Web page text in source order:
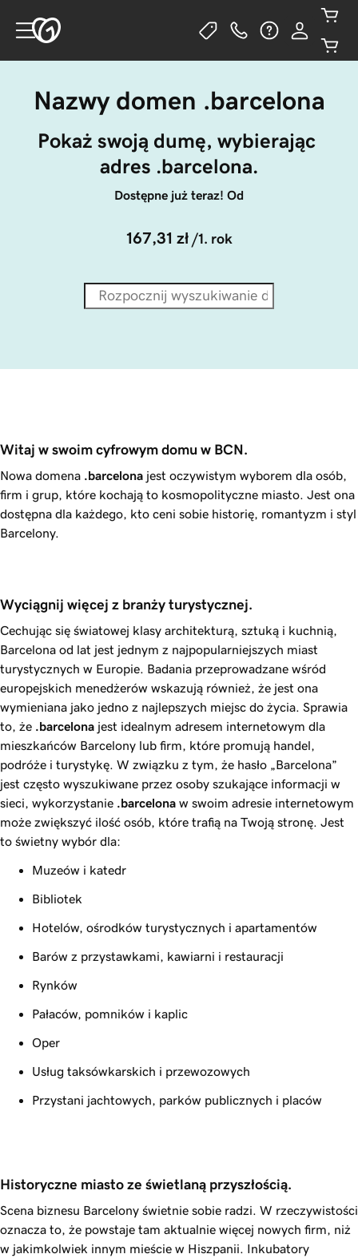
Nazwy domen .barcelona
Pokaż swoją dumę, wybierając
adres .barcelona.
Dostępne już teraz! Od
167,31 zł /1. rok
Witaj w swoim cyfrowym domu w BCN.
Nowa domena .barcelona jest oczywistym wyborem dla osób,
firm i grup, które kochają to kosmopolityczne miasto. Jest ona
dostępna dla każdego, kto ceni sobie historię, romantyzm i styl
Barcelony.
Wyciągnij więcej z branży turystycznej.
Cechując się światowej klasy architekturą, sztuką i kuchnią,
Barcelona od lat jest jednym z najpopularniejszych miast
turystycznych w Europie. Badania przeprowadzane wśród
europejskich menedżerów wskazują również, że jest ona
wymieniana jako jedno z najlepszych miejsc do życia. Sprawia
to, że .barcelona jest idealnym adresem internetowym dla
mieszkańców Barcelony lub firm, które promują handel,
podróże i turystykę. W związku z tym, że hasło „Barcelona”
jest często wyszukiwane przez osoby szukające informacji w
sieci, wykorzystanie .barcelona w swoim adresie internetowym
może zwiększyć ilość osób, które trafią na Twoją stronę. Jest
to świetny wybór dla:
Muzeów i katedr
Bibliotek
Hotelów, ośrodków turystycznych i apartamentów
Barów z przystawkami, kawiarni i restauracji
Rynków
Pałaców, pomników i kaplic
Oper
Usług taksówkarskich i przewozowych
Przystani jachtowych, parków publicznych i placów
Historyczne miasto ze świetlaną przyszłością.
Scena biznesu Barcelony świetnie sobie radzi. W rzeczywistości
oznacza to, że powstaje tam aktualnie więcej nowych firm, niż
w jakimkolwiek innym mieście w Hiszpanii. Inkubatory